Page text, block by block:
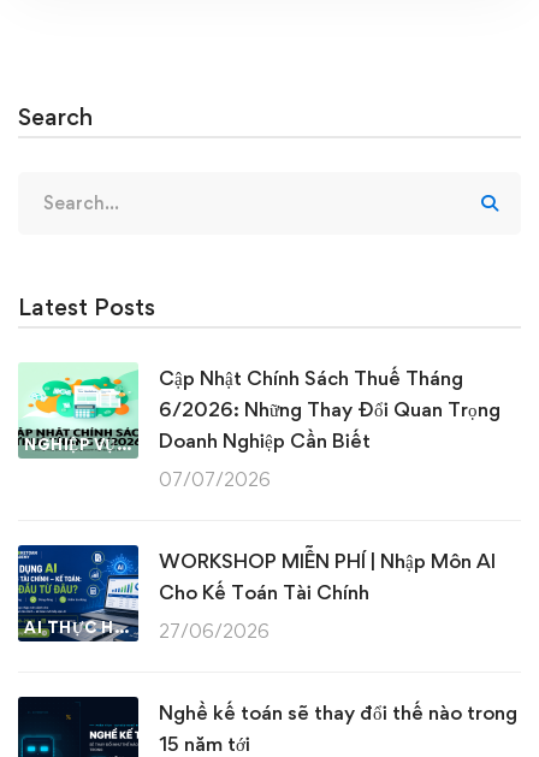
Search
for:
Latest Posts
NGHIỆP VỤ KẾ TOÁN & THUẾ
Cập Nhật Chính Sách Thuế Tháng
6/2026: Những Thay Đổi Quan Trọng
Doanh Nghiệp Cần Biết
07/07/2026
AI THỰC HÀNH
WORKSHOP MIỄN PHÍ | Nhập Môn AI
Cho Kế Toán Tài Chính
27/06/2026
Nghề kế toán sẽ thay đổi thế nào trong
15 năm tới